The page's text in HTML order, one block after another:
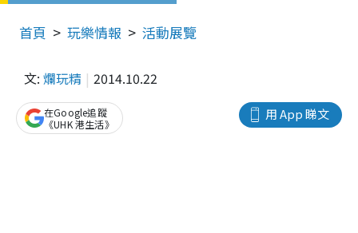
首頁 玩樂情報 活動展覽
文: 爛玩精 2014.10.22
用 App 睇文
在Google追蹤
《UHK 港生活》